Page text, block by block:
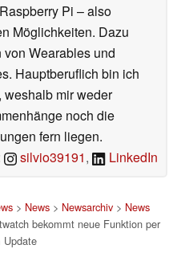
Pi – also
Möglichkeiten. Dazu
Wearables und
Hauptberuflich bin ich
mir weder
noch die
fern liegen.
silvio39191, LinkedIn
> News> Newsarchiv> News
bekommt neue Funktion per
Update